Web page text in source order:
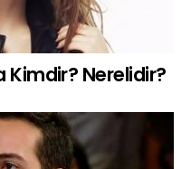
Kimdir? Nerelidir?